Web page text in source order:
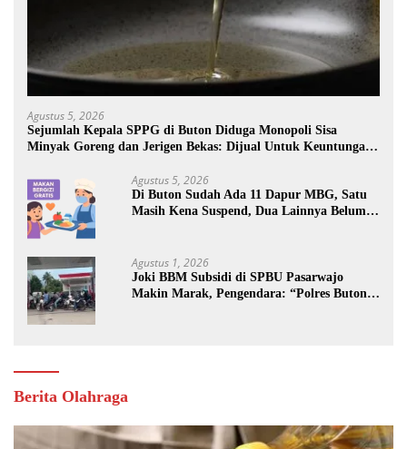
Agustus 5, 2026
Sejumlah Kepala SPPG di Buton Diduga Monopoli Sisa
Minyak Goreng dan Jerigen Bekas: Dijual Untuk Keuntungan
Agustus 5, 2026
Di Buton Sudah Ada 11 Dapur MBG, Satu
Masih Kena Suspend, Dua Lainnya Belum
Agustus 1, 2026
Joki BBM Subsidi di SPBU Pasarwajo
Makin Marak, Pengendara: “Polres Buton
Berita Olahraga